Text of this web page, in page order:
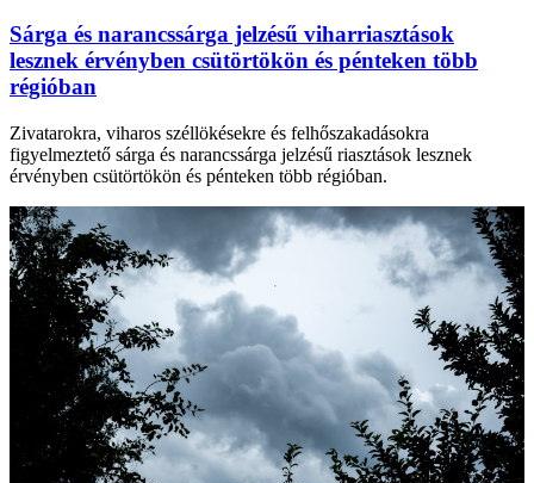
Sárga és narancssárga jelzésű viharriasztások
lesznek érvényben csütörtökön és pénteken több
régióban
Zivatarokra, viharos széllökésekre és felhőszakadásokra
figyelmeztető sárga és narancssárga jelzésű riasztások lesznek
érvényben csütörtökön és pénteken több régióban.